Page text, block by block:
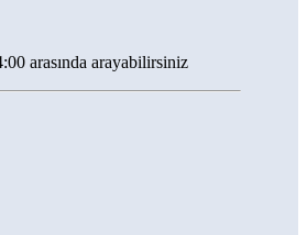
arasında arayabilirsiniz